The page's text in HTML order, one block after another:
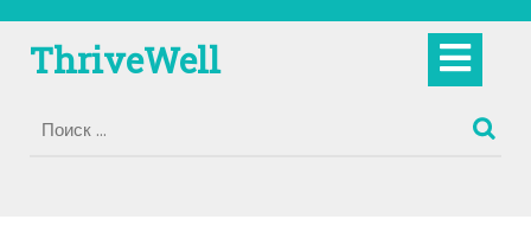
содержимому
ThriveWell